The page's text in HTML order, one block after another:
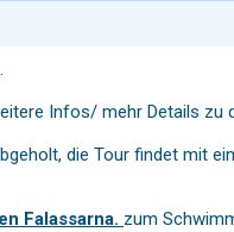
Infos/ mehr Details zu
die Tour findet mit
Falassarna. zum